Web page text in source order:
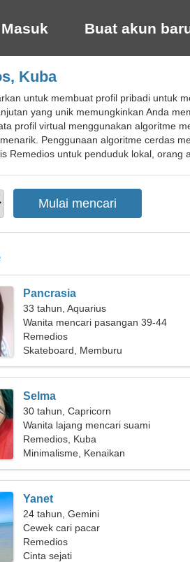
Masuk Buat akun
Kuba
untuk membuat profil pribadi untuk
yang unik memungkinkan Anda
profil virtual menggunakan algoritme
Penggunaan algoritme cerdas
Remedios untuk penduduk lokal, orang
Pancrasia
33 tahun, Aquarius
Wanita mencari pasangan 39-44
Remedios
Skateboard, Memburu
Selma
30 tahun, Capricorn
Wanita lajang mencari suami
Remedios, Kuba
Minimalisme, Kenaikan
Yanet
24 tahun, Gemini
Cewek cari pacar
Remedios
Cinta sejati